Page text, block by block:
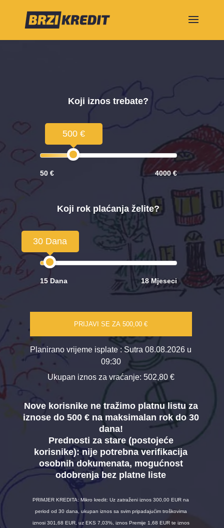
Koji iznos trebate?
500 €
50 € 4000 €
Koji rok plaćanja želite?
30 Dana
15 Dana 18 Mjeseci
PRIJAVI SE ZA500,00 €
Planirano vrijeme isplate : Sutra 08.08.2026 u
09:30
Ukupan iznos za vraćanje: 502,80 €
Nove korisnike ne tražimo platnu listu za
iznose do 500 € na maksimalan rok do 30
dana!
Prednosti za stare (postojeće
korisnike): nije potrebna verifikacija
osobnih dokumenata, mogućnost
odobrenja bez platne liste
PRIMJER KREDITA: Mikro kredit: Uz zatraženi iznos 300,00 EUR na
period od 30 dana, ukupan iznos sa svim pripadajućim troškovima
iznosi 301,68 EUR, uz EKS 7,03%, iznos Premije 1,68 EUR te iznos